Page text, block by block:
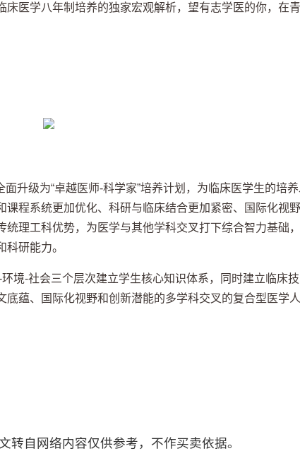
医学八年制培养的独家宏观解析，望有志学医的你，在
升级为“卓越医师-科学家”培养计划，为临床医学生的培
程系统更加优化、科研与临床结合更加紧密、国际化视
理工科优势，为医学与其他学科交叉打下综合智力基础
研能力。
境-社会三个层次建立学生核心知识体系，同时建立临床技
蕴、国际化视野和创新潜能的多学科交叉的复合型医学人
转自网络内容仅供参考，不作买卖依据。